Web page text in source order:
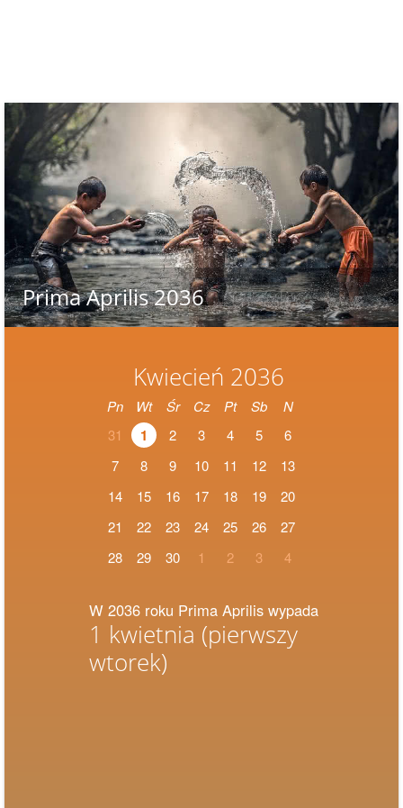
Kwiecień 2036
Pn Wt Śr Cz Pt Sb
N
31
1 2 3 4 5
6
7
8 9 10 11 12
13
14
15 16 17 18 19
20
21
22 23 24 25 26
27
28
29 30 1 2 3 4
W 2036 roku Prima Aprilis wypada
1 kwietnia (pierwszy
wtorek)
Prima Aprilis 2036